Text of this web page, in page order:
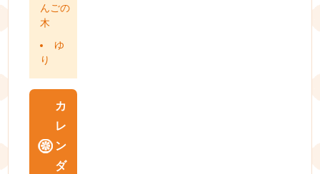
んごの
木
ゆ
り
カ
レ
ン
ダ